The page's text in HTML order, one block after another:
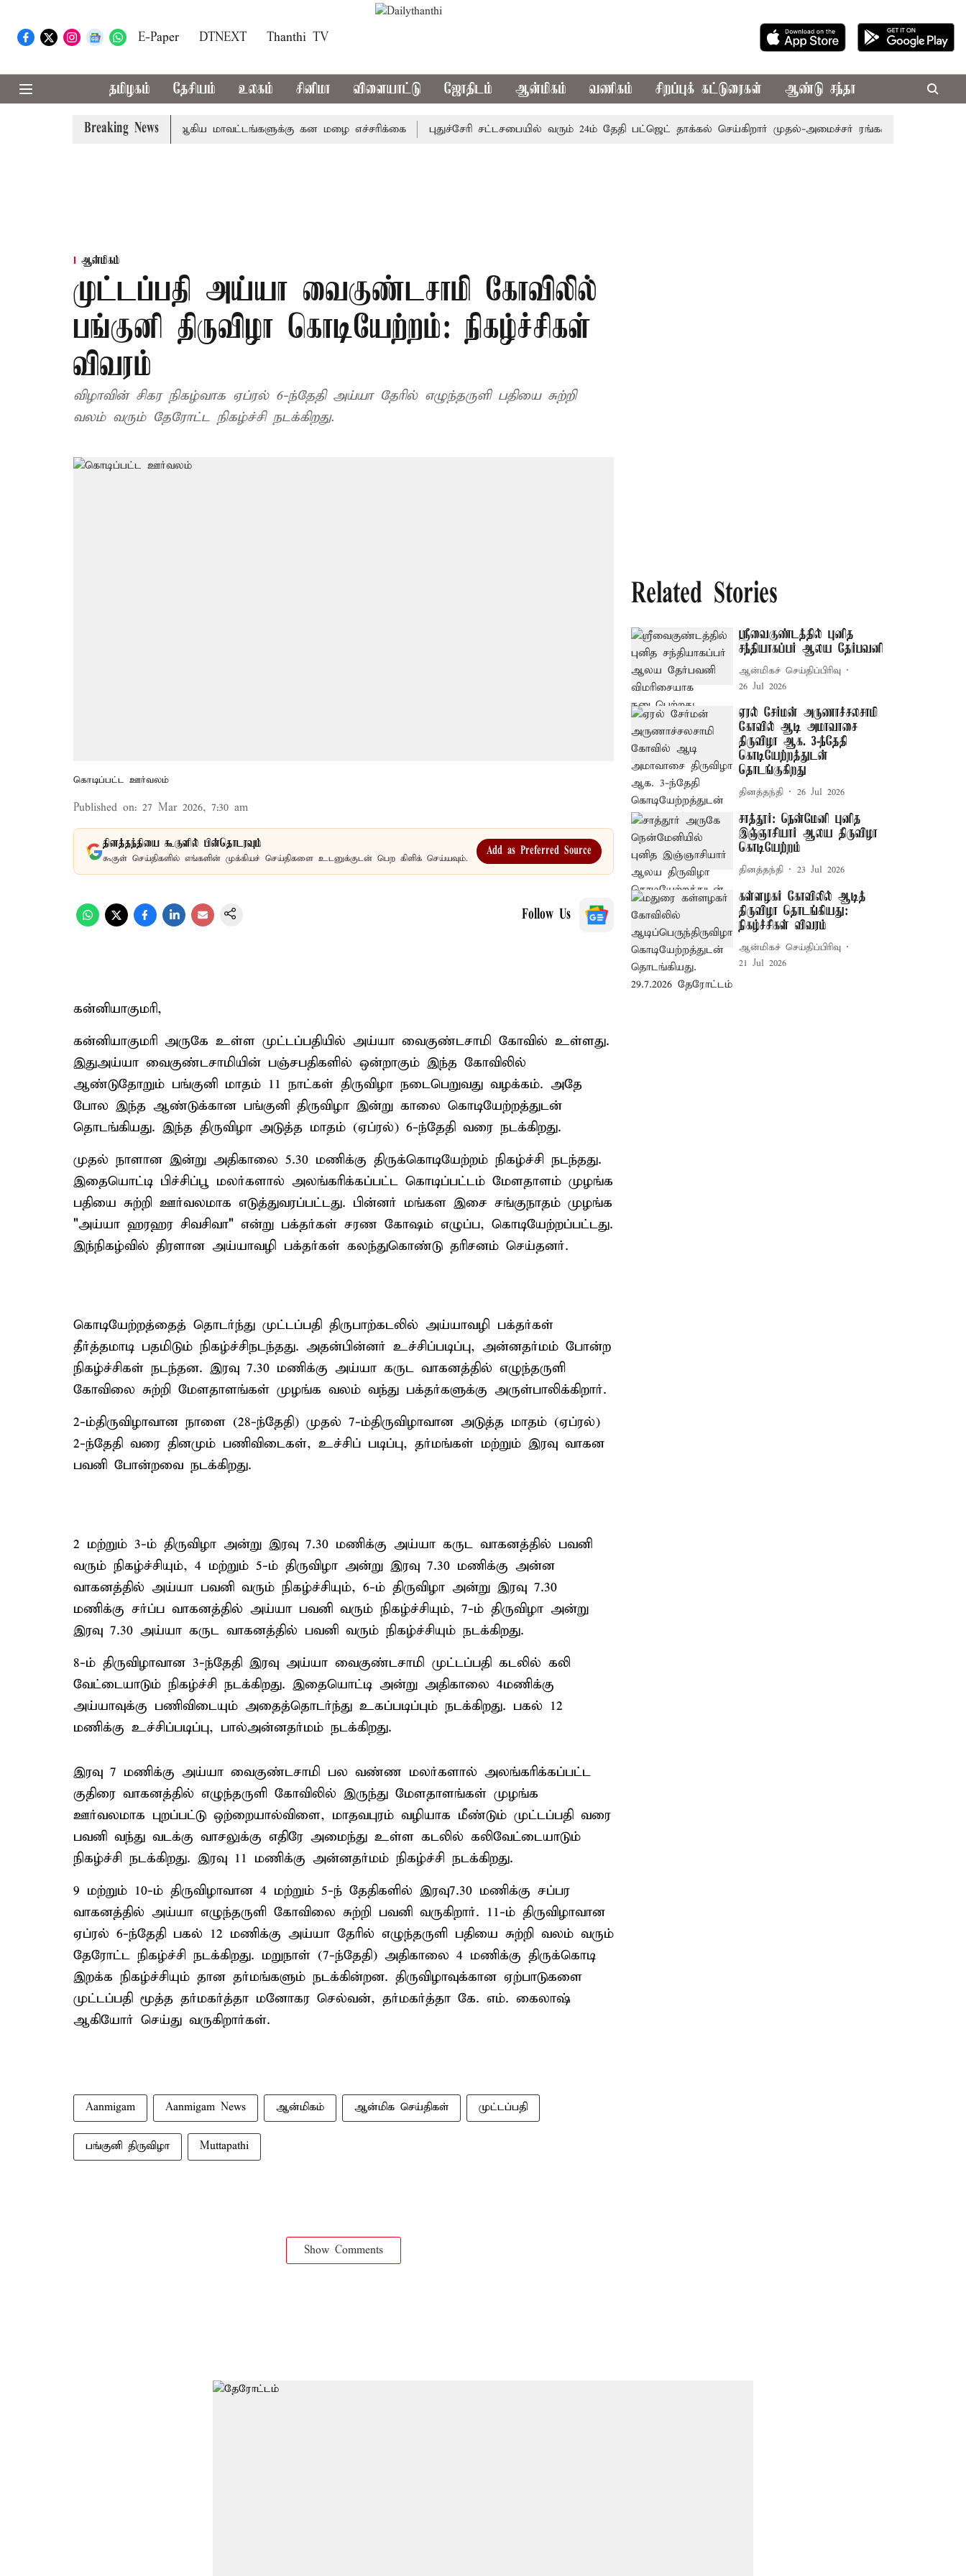
E-Paper DTNEXT Thanthi TV
தமிழகம் தேசியம் உலகம் சினிமா விளையாட்டு ஜோதிடம் ஆன்மிகம் வணிகம் சிறப்புக் கட்டுரைகள் ஆண்டு சந்தா
Breaking News
கோவை, தேனி,நீலகிரி ஆகிய மாவட்டங்களுக்கு கன மழை எச்சரிக்கை புதுச்சேரி சட்டசபையில் வரும் 24ம் தேதி பட்ஜெட் தாக்கல் செய்கிறார் முதல்-அமைச்சர் ரங்கசாமி
ஆன்மிகம்
முட்டப்பதி அய்யா வைகுண்டசாமி கோவிலில்
பங்குனி திருவிழா கொடியேற்றம்: நிகழ்ச்சிகள்
விவரம்
விழாவின் சிகர நிகழ்வாக ஏப்ரல் 6-ந்தேதி அய்யா தேரில் எழுந்தருளி பதியை சுற்றி
வலம் வரும் தேரோட்ட நிகழ்ச்சி நடக்கிறது.
கொடிப்பட்ட ஊர்வலம்
Published on: 27 Mar 2026, 7:30 am
தினத்தந்தியை கூகுளில் பின்தொடரவும்
கூகுள் செய்திகளில் எங்களின் முக்கியச் செய்திகளை உடனுக்குடன் பெற கிளிக் செய்யவும்.
Add as Preferred Source
Follow Us
கன்னியாகுமரி,
கன்னியாகுமரி அருகே உள்ள முட்டப்பதியில் அய்யா வைகுண்டசாமி கோவில் உள்ளது.
இதுஅய்யா வைகுண்டசாமியின் பஞ்சபதிகளில் ஒன்றாகும் இந்த கோவிலில்
ஆண்டுதோறும் பங்குனி மாதம் 11 நாட்கள் திருவிழா நடைபெறுவது வழக்கம். அதே
போல இந்த ஆண்டுக்கான பங்குனி திருவிழா இன்று காலை கொடியேற்றத்துடன்
தொடங்கியது. இந்த திருவிழா அடுத்த மாதம் (ஏப்ரல்) 6-ந்தேதி வரை நடக்கிறது.
முதல் நாளான இன்று அதிகாலை 5.30 மணிக்கு திருக்கொடியேற்றம் நிகழ்ச்சி நடந்தது.
இதையொட்டி பிச்சிப்பூ மலர்களால் அலங்கரிக்கப்பட்ட கொடிப்பட்டம் மேளதாளம் முழங்க
பதியை சுற்றி ஊர்வலமாக எடுத்துவரப்பட்டது. பின்னர் மங்கள இசை சங்குநாதம் முழங்க
"அய்யா ஹரஹர சிவசிவா" என்று பக்தர்கள் சரண கோஷம் எழுப்ப, கொடியேற்றப்பட்டது.
இந்நிகழ்வில் திரளான அய்யாவழி பக்தர்கள் கலந்துகொண்டு தரிசனம் செய்தனர்.
கொடியேற்றத்தைத் தொடர்ந்து முட்டப்பதி திருபாற்கடலில் அய்யாவழி பக்தர்கள்
தீர்த்தமாடி பதமிடும் நிகழ்ச்சிநடந்தது. அதன்பின்னர் உச்சிப்படிப்பு, அன்னதர்மம் போன்ற
நிகழ்ச்சிகள் நடந்தன. இரவு 7.30 மணிக்கு அய்யா கருட வாகனத்தில் எழுந்தருளி
கோவிலை சுற்றி மேளதாளங்கள் முழங்க வலம் வந்து பக்தர்களுக்கு அருள்பாலிக்கிறார்.
2-ம்திருவிழாவான நாளை (28-ந்தேதி) முதல் 7-ம்திருவிழாவான அடுத்த மாதம் (ஏப்ரல்)
2-ந்தேதி வரை தினமும் பணிவிடைகள், உச்சிப் படிப்பு, தர்மங்கள் மற்றும் இரவு வாகன
பவனி போன்றவை நடக்கிறது.
2 மற்றும் 3-ம் திருவிழா அன்று இரவு 7.30 மணிக்கு அய்யா கருட வாகனத்தில் பவனி
வரும் நிகழ்ச்சியும், 4 மற்றும் 5-ம் திருவிழா அன்று இரவு 7.30 மணிக்கு அன்ன
வாகனத்தில் அய்யா பவனி வரும் நிகழ்ச்சியும், 6-ம் திருவிழா அன்று இரவு 7.30
மணிக்கு சர்ப்ப வாகனத்தில் அய்யா பவனி வரும் நிகழ்ச்சியும், 7-ம் திருவிழா அன்று
இரவு 7.30 அய்யா கருட வாகனத்தில் பவனி வரும் நிகழ்ச்சியும் நடக்கிறது.
8-ம் திருவிழாவான 3-ந்தேதி இரவு அய்யா வைகுண்டசாமி முட்டப்பதி கடலில் கலி
வேட்டையாடும் நிகழ்ச்சி நடக்கிறது. இதையொட்டி அன்று அதிகாலை 4மணிக்கு
அய்யாவுக்கு பணிவிடையும் அதைத்தொடர்ந்து உகப்படிப்பும் நடக்கிறது. பகல் 12
மணிக்கு உச்சிப்படிப்பு, பால்அன்னதர்மம் நடக்கிறது.
இரவு 7 மணிக்கு அய்யா வைகுண்டசாமி பல வண்ண மலர்களால் அலங்கரிக்கப்பட்ட
குதிரை வாகனத்தில் எழுந்தருளி கோவிலில் இருந்து மேளதாளங்கள் முழங்க
ஊர்வலமாக புறப்பட்டு ஒற்றையால்விளை, மாதவபுரம் வழியாக மீண்டும் முட்டப்பதி வரை
பவனி வந்து வடக்கு வாசலுக்கு எதிரே அமைந்து உள்ள கடலில் கலிவேட்டையாடும்
நிகழ்ச்சி நடக்கிறது. இரவு 11 மணிக்கு அன்னதர்மம் நிகழ்ச்சி நடக்கிறது.
9 மற்றும் 10-ம் திருவிழாவான 4 மற்றும் 5-ந் தேதிகளில் இரவு7.30 மணிக்கு சப்பர
வாகனத்தில் அய்யா எழுந்தருளி கோவிலை சுற்றி பவனி வருகிறார். 11-ம் திருவிழாவான
ஏப்ரல் 6-ந்தேதி பகல் 12 மணிக்கு அய்யா தேரில் எழுந்தருளி பதியை சுற்றி வலம் வரும்
தேரோட்ட நிகழ்ச்சி நடக்கிறது. மறுநாள் (7-ந்தேதி) அதிகாலை 4 மணிக்கு திருக்கொடி
இறக்க நிகழ்ச்சியும் தான தர்மங்களும் நடக்கின்றன. திருவிழாவுக்கான ஏற்பாடுகளை
முட்டப்பதி மூத்த தர்மகர்த்தா மனோகர செல்வன், தர்மகர்த்தா கே. எம். கைலாஷ்
ஆகியோர் செய்து வருகிறார்கள்.
Aanmigam Aanmigam News ஆன்மிகம் ஆன்மிக செய்திகள் முட்டப்பதி
பங்குனி திருவிழா Muttapathi
Show Comments
Related Stories
ஸ்ரீவைகுண்டத்தில் புனித
சந்தியாகப்பர் ஆலய தேர்பவனி
ஆன்மிகச் செய்திப்பிரிவு
26 Jul 2026
ஏரல் சேர்மன் அருணாச்சலசாமி
கோவில் ஆடி அமாவாசை
திருவிழா ஆக. 3-ந்தேதி
கொடியேற்றத்துடன்
தொடங்குகிறது
தினத்தந்தி 26 Jul 2026
சாத்தூர்: நென்மேனி புனித
இஞ்ஞாசியார் ஆலய திருவிழா
கொடியேற்றம்
தினத்தந்தி 23 Jul 2026
கள்ளழகர் கோவிலில் ஆடித்
திருவிழா தொடங்கியது:
நிகழ்ச்சிகள் விவரம்
ஆன்மிகச் செய்திப்பிரிவு
21 Jul 2026